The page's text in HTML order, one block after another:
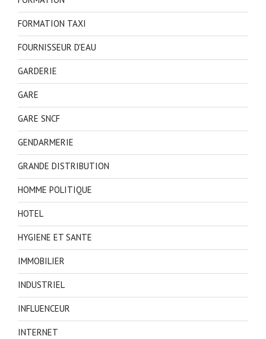
FORMATION TAXI
FOURNISSEUR D'EAU
GARDERIE
GARE
GARE SNCF
GENDARMERIE
GRANDE DISTRIBUTION
HOMME POLITIQUE
HOTEL
HYGIENE ET SANTE
IMMOBILIER
INDUSTRIEL
INFLUENCEUR
INTERNET